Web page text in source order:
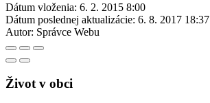
Dátum vloženia: 6. 2. 2015 8:00
Dátum poslednej aktualizácie: 6. 8. 2017 18:37
Autor: Správce Webu
Život v obci